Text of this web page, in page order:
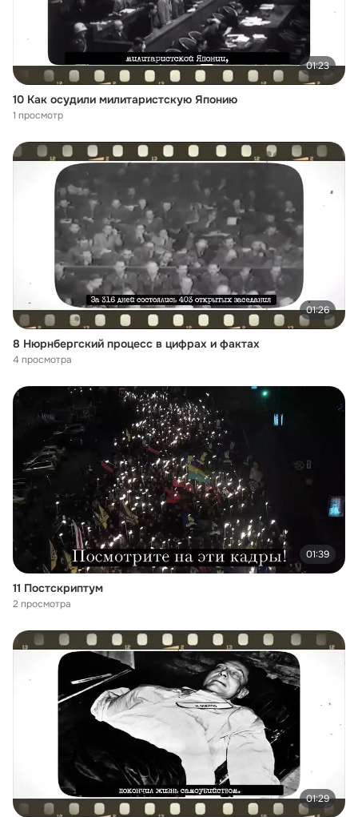
01:23
10 Как осудили милитаристскую Японию
1 просмотр
01:26
8 Нюрнбергский процесс в цифрах и фактах
4 просмотра
01:39
11 Постскриптум
2 просмотра
01:29